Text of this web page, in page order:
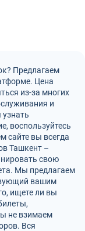
Предлагаем
Цена
из-за многих
и
воспользуйтесь
сайте вы всегда
Ташкент –
свою
Мы предлагаем
вашим
ищете ли вы
не взимаем
Вся